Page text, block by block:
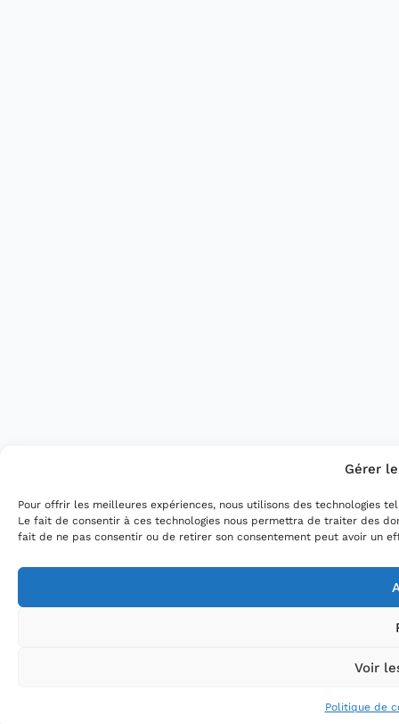
Gérer
Pour offrir les meilleures expériences, nous utilisons des technologies
Le fait de consentir à ces technologies nous permettra de traiter des
fait de ne pas consentir ou de retirer son consentement peut avoir un
Voir
Politique de